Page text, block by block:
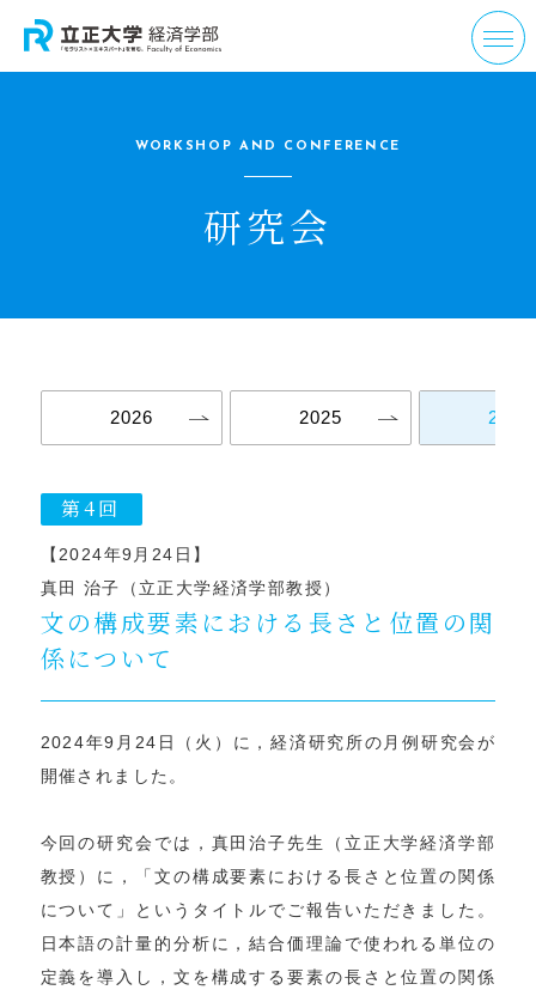
WORKSHOP AND CONFERENCE
研究会
2026 2025 2024
第4回
【2024年9月24日】
真田 治子（立正大学経済学部教授）
文の構成要素における長さと位置の関
係について
2024年9月24日（火）に，経済研究所の月例研究会が
開催されました。
今回の研究会では，真田治子先生（立正大学経済学部
教授）に，「文の構成要素における長さと位置の関係
について」というタイトルでご報告いただきました。
日本語の計量的分析に，結合価理論で使われる単位の
定義を導入し，文を構成する要素の長さと位置の関係